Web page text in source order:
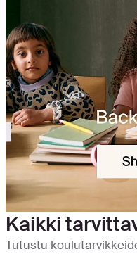
Kaikki
Tutustu